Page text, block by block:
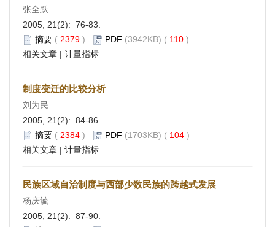
张全跃
2005, 21(2): 76-83.
摘要 ( 2379 ) PDF (3942KB) ( 110 )
相关文章 | 计量指标
制度变迁的比较分析
刘为民
2005, 21(2): 84-86.
摘要 ( 2384 ) PDF (1703KB) ( 104 )
相关文章 | 计量指标
民族区域自治制度与西部少数民族的跨越式发展
杨庆毓
2005, 21(2): 87-90.